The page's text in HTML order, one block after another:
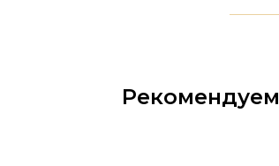
Рекомендуем